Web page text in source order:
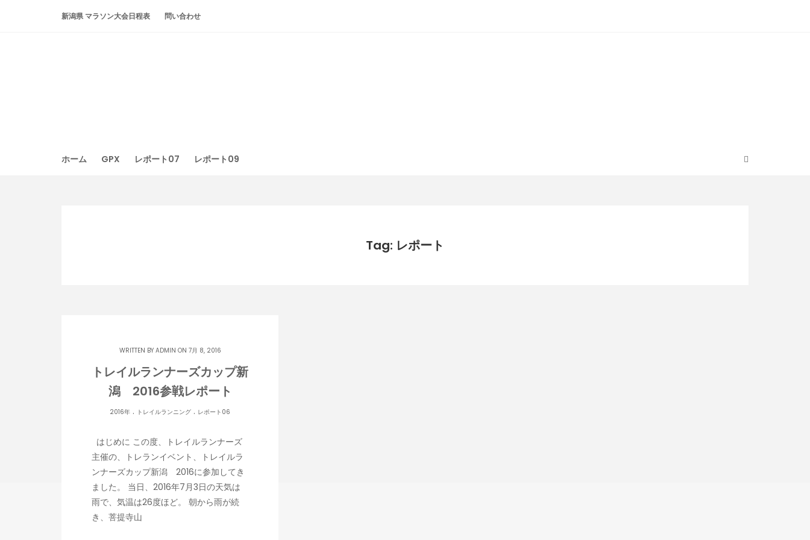
新潟県 マラソン大会日程表 問い合わせ
ホーム GPX レポート07 レポート09
Tag: レポート
WRITTEN BY ADMIN ON 7月 8, 2016
トレイルランナーズカップ新
潟 2016参戦レポート
2016年 . トレイルランニング . レポート06
はじめに この度、トレイルランナーズ
主催の、トレランイベント、トレイルラ
ンナーズカップ新潟 2016に参加してき
ました。 当日、2016年7月3日の天気は
雨で、気温は26度ほど。 朝から雨が続
き、菩提寺山